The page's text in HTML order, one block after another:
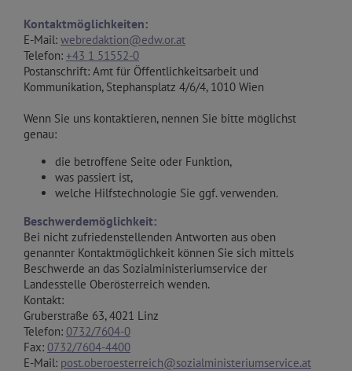
Kontaktmöglichkeiten:
E-Mail: webredaktion@edw.or.at
Telefon: +43 1 51552-0
Postanschrift: Amt für Öffentlichkeitsarbeit und
Kommunikation, Stephansplatz 4/6/4, 1010 Wien
Wenn Sie uns kontaktieren, nennen Sie bitte möglichst
genau:
die betroffene Seite oder Funktion,
was passiert ist,
welche Hilfstechnologie Sie ggf. verwenden.
Beschwerdemöglichkeit:
Bei nicht zufriedenstellenden Antworten aus oben
genannter Kontaktmöglichkeit können Sie sich mittels
Beschwerde an das Sozialministeriumservice der
Landesstelle Oberösterreich wenden.
Kontakt:
Gruberstraße 63, 4021 Linz
Telefon: 0732/7604-0
Fax: 0732/7604-4400
E-Mail: post.oberoesterreich@sozialministeriumservice.at